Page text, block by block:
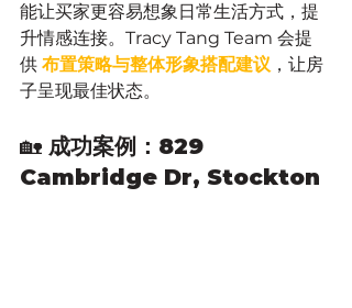
能让买家更容易想象日常生活方式，提
升情感连接。Tracy Tang Team 会提
供 布置策略与整体形象搭配建议 ，让房
子呈现最佳状态。
🏡 成功案例： 829
Cambridge Dr, Stockton